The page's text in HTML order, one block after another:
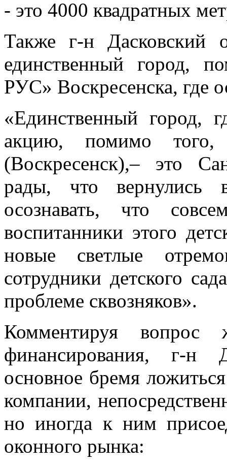
- это 4000 квадратных
Также г-н Дасковский
единственный город,
РУС» Воскресенска, где
«Единственный город,
акцию, помимо того,
(Воскресенск),– это
рады, что
осознавать, что
воспитанники этого
новые светлые
сотрудники детского
проблеме сквозняков».
Комментируя вопрос
финансирования, г-н
основное бремя
компании,
но иногда к ним
оконного рынка: